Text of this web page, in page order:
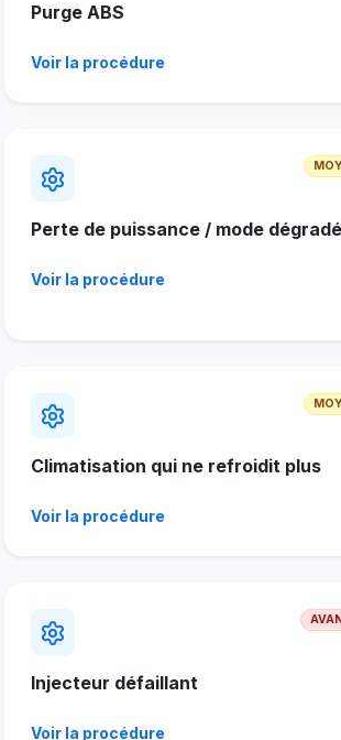
Purge ABS
Voir la procédure
Perte de puissance / mode dégradé
Voir la procédure
Climatisation qui ne refroidit plus
Voir la procédure
Injecteur défaillant
Voir la procédure